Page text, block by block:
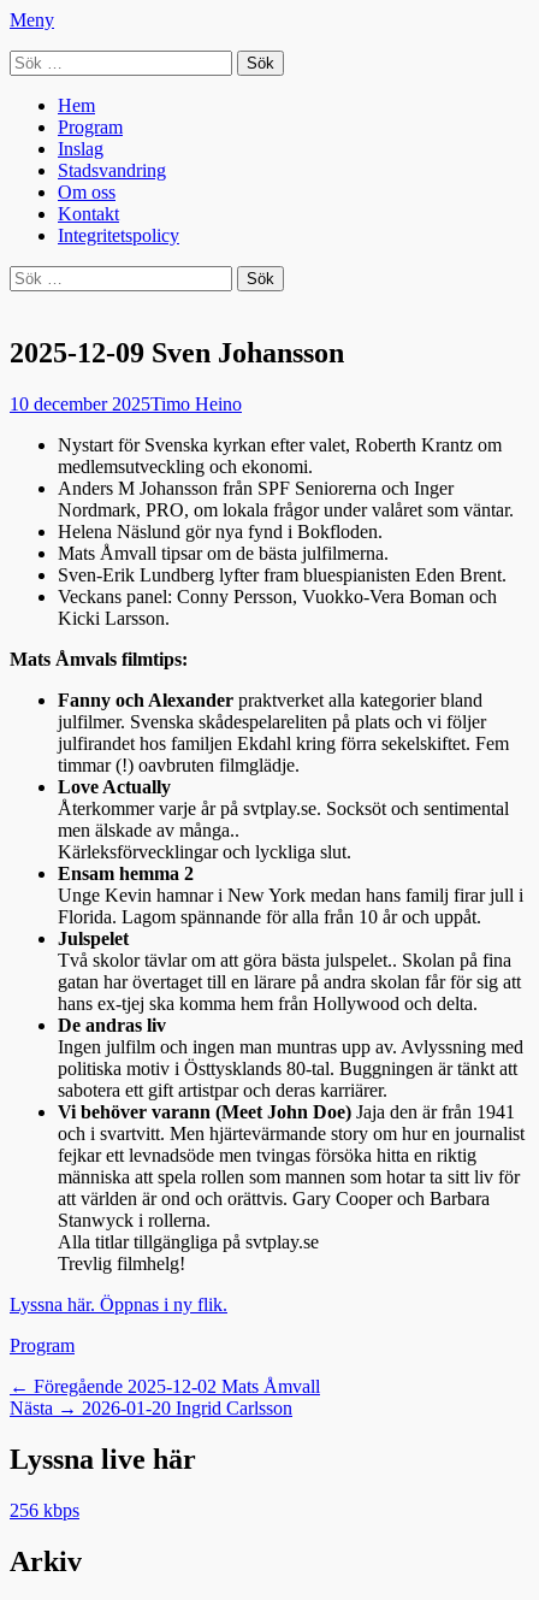
Meny
Seniorradion
Sök
efter:
Primär
meny
Hoppa
innehåll
Hem
Program
Inslag
Stadsvandring
Om oss
Kontakt
Integritetspolicy
Sök
Sök
efter:
2025-12-09 Sven Johansson
Publicerad
10 december 2025Författare
Timo Heino
Nystart för Svenska kyrkan efter valet, Roberth Krantz om
medlemsutveckling och ekonomi.
Anders M Johansson från SPF Seniorerna och Inger
Nordmark, PRO, om lokala frågor under valåret som väntar.
Helena Näslund gör nya fynd i Bokfloden.
Mats Åmvall tipsar om de bästa julfilmerna.
Sven-Erik Lundberg lyfter fram bluespianisten Eden Brent.
Veckans panel: Conny Persson, Vuokko-Vera Boman och
Kicki Larsson.
Mats Åmvals filmtips:
Fanny och Alexander praktverket alla kategorier bland
julfilmer. Svenska skådespelareliten på plats och vi följer
julfirandet hos familjen Ekdahl kring förra sekelskiftet. Fem
timmar (!) oavbruten filmglädje.
Love Actually
Återkommer varje år på svtplay.se. Socksöt och sentimental
men älskade av många..
Kärleksförvecklingar och lyckliga slut.
Ensam hemma 2
Unge Kevin hamnar i New York medan hans familj firar jull i
Florida. Lagom spännande för alla från 10 år och uppåt.
Julspelet
Två skolor tävlar om att göra bästa julspelet.. Skolan på fina
gatan har övertaget till en lärare på andra skolan får för sig att
hans ex-tjej ska komma hem från Hollywood och delta.
De andras liv
Ingen julfilm och ingen man muntras upp av. Avlyssning med
politiska motiv i Östtysklands 80-tal. Buggningen är tänkt att
sabotera ett gift artistpar och deras karriärer.
Vi behöver varann (Meet John Doe) Jaja den är från 1941
och i svartvitt. Men hjärtevärmande story om hur en journalist
fejkar ett levnadsöde men tvingas försöka hitta en riktig
människa att spela rollen som mannen som hotar ta sitt liv för
att världen är ond och orättvis. Gary Cooper och Barbara
Stanwyck i rollerna.
Alla titlar tillgängliga på svtplay.se
Trevlig filmhelg!
Lyssna här. Öppnas i ny flik.
Kategorier
Program
Inläggsnavigering
← Föregående Föregående
inlägg:
2025-12-02 Mats Åmvall
Nästa → Nästa
2026-01-20 Ingrid Carlsson
Lyssna live här
256 kbps
Arkiv